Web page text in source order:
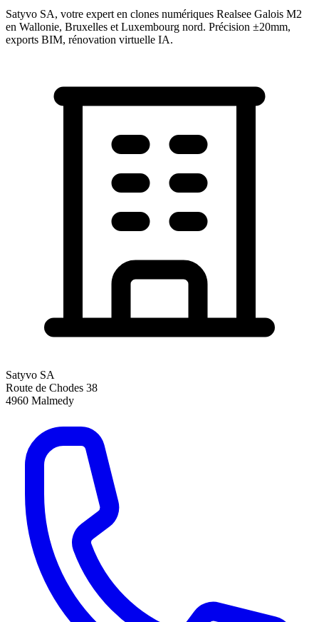
Satyvo SA, votre expert en clones numériques Realsee Galois M2
en Wallonie, Bruxelles et Luxembourg nord. Précision ±20mm,
exports BIM, rénovation virtuelle IA.
Satyvo SA
Route de Chodes 38
4960 Malmedy